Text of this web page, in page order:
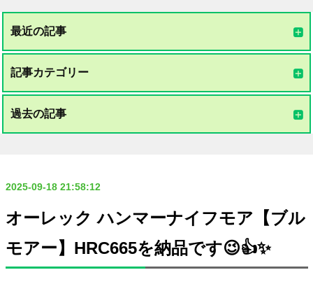
最近の記事
記事カテゴリー
過去の記事
2025-09-18 21:58:12
オーレック ハンマーナイフモア【ブル
モアー】HRC665を納品です😉👍✨